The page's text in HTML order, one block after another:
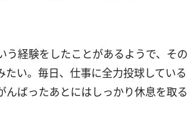
経験をしたことがあるようで、その
い。毎日、仕事に全力投球している
んばったあとにはしっかり休息を取る